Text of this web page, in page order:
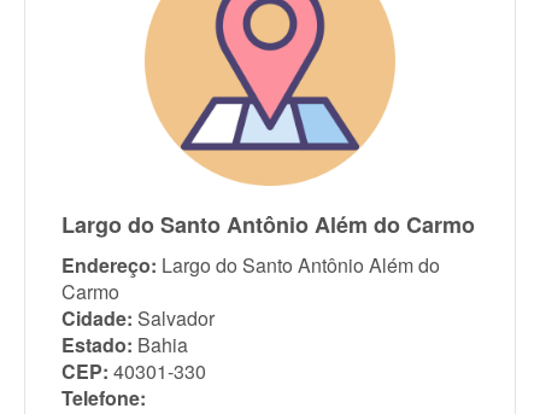
Largo do Santo Antônio Além do Carmo
Endereço: Largo do Santo Antônio Além do
Carmo
Cidade: Salvador
Estado: Bahia
CEP: 40301-330
Telefone: